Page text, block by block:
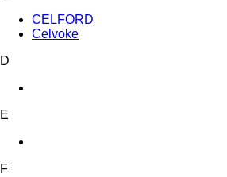
CELFORD
Celvoke
D
E
F